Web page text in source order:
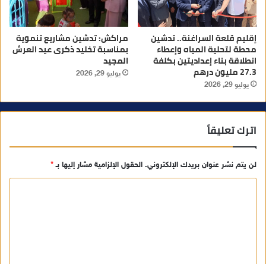
إقليم قلعة السراغنة.. تدشين
محطة لتحلية المياه وإعطاء
انطلاقة بناء إعداديتين بكلفة
27.3 مليون درهم
يوليو 29, 2026
مراكش: تدشين مشاريع تنموية
بمناسبة تخليد ذكرى عيد العرش
المجيد
يوليو 29, 2026
اترك تعليقاً
لن يتم نشر عنوان بريدك الإلكتروني. الحقول الإلزامية مشار إليها بـ*